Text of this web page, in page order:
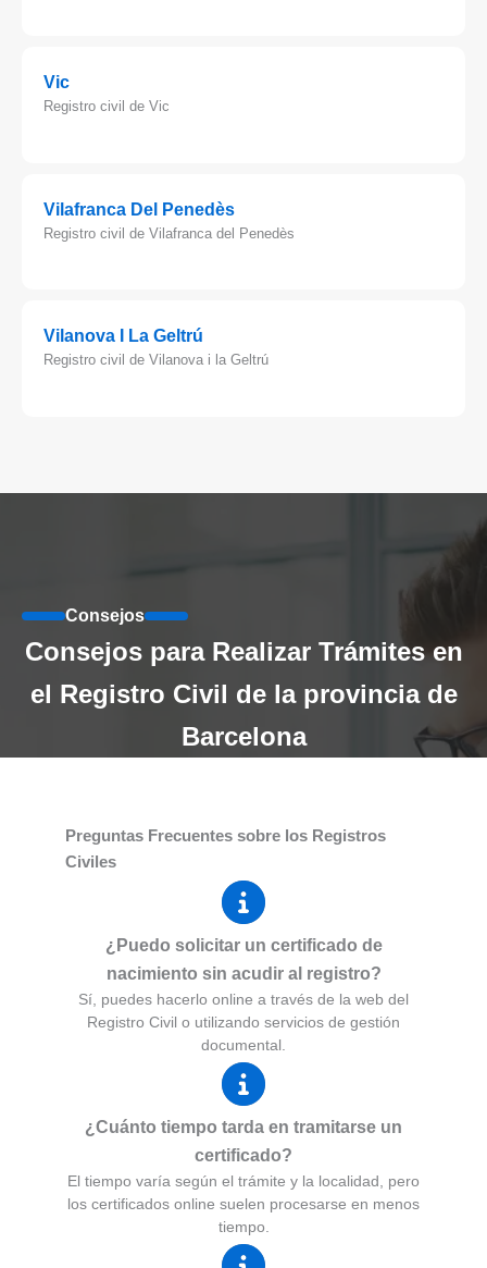
Vic
Registro civil de Vic
Vilafranca Del Penedès
Registro civil de Vilafranca del Penedès
Vilanova I La Geltrú
Registro civil de Vilanova i la Geltrú
Consejos
Consejos para Realizar Trámites en
el Registro Civil de la provincia de
Barcelona
Preguntas Frecuentes sobre los Registros
Civiles
¿Puedo solicitar un certificado de
nacimiento sin acudir al registro?
Sí, puedes hacerlo online a través de la web del
Registro Civil o utilizando servicios de gestión
documental.
¿Cuánto tiempo tarda en tramitarse un
certificado?
El tiempo varía según el trámite y la localidad, pero
los certificados online suelen procesarse en menos
tiempo.